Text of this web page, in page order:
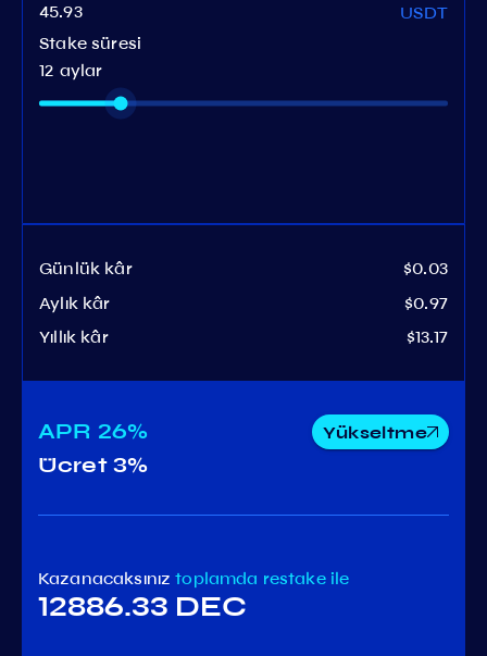
USDT
Stake süresi
12 aylar
Günlük kâr
$0.03
Aylık kâr
$0.97
Yıllık kâr
$13.17
APR 26% Yükseltme
Ücret3%
Kazanacaksınız toplamda restake ile
12886.33 DEC